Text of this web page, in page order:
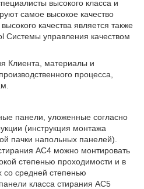
высокого класса и
самое высокое качество
качества является также
управления кaчеством
Клиента, материалы и
процесса,
панели, уложенные согласно
(инструкция монтажа
пачки напольных панелей).
AC4 можно монтировать
степенью проходимости и в
средней степенью
класса стирания AC5